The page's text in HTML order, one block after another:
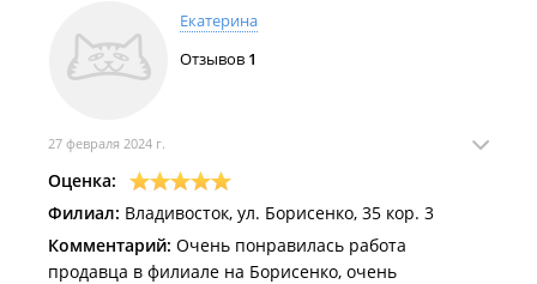
Екатерина
Отзывов 1
27 февраля 2024 г.
Оценка:
Филиал: Владивосток, ул. Борисенко, 35 кор. 3
Комментарий: Очень понравилась работа
продавца в филиале на Борисенко, очень